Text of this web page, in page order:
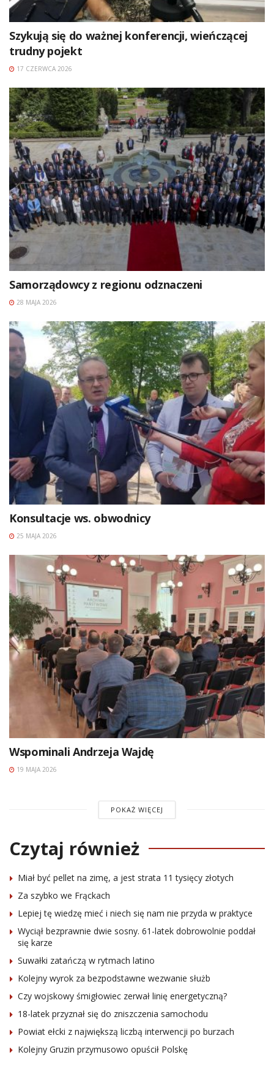
Szykują się do ważnej konferencji, wieńczącej
trudny pojekt
17 CZERWCA 2026
Samorządowcy z regionu odznaczeni
28 MAJA 2026
Konsultacje ws. obwodnicy
25 MAJA 2026
Wspominali Andrzeja Wajdę
19 MAJA 2026
POKAŻ WIĘCEJ
Czytaj również
Miał być pellet na zimę, a jest strata 11 tysięcy złotych
Za szybko we Frąckach
Lepiej tę wiedzę mieć i niech się nam nie przyda w praktyce
Wyciął bezprawnie dwie sosny. 61-latek dobrowolnie poddał
się karze
Suwałki zatańczą w rytmach latino
Kolejny wyrok za bezpodstawne wezwanie służb
Czy wojskowy śmigłowiec zerwał linię energetyczną?
18-latek przyznał się do zniszczenia samochodu
Powiat ełcki z największą liczbą interwencji po burzach
Kolejny Gruzin przymusowo opuścił Polskę